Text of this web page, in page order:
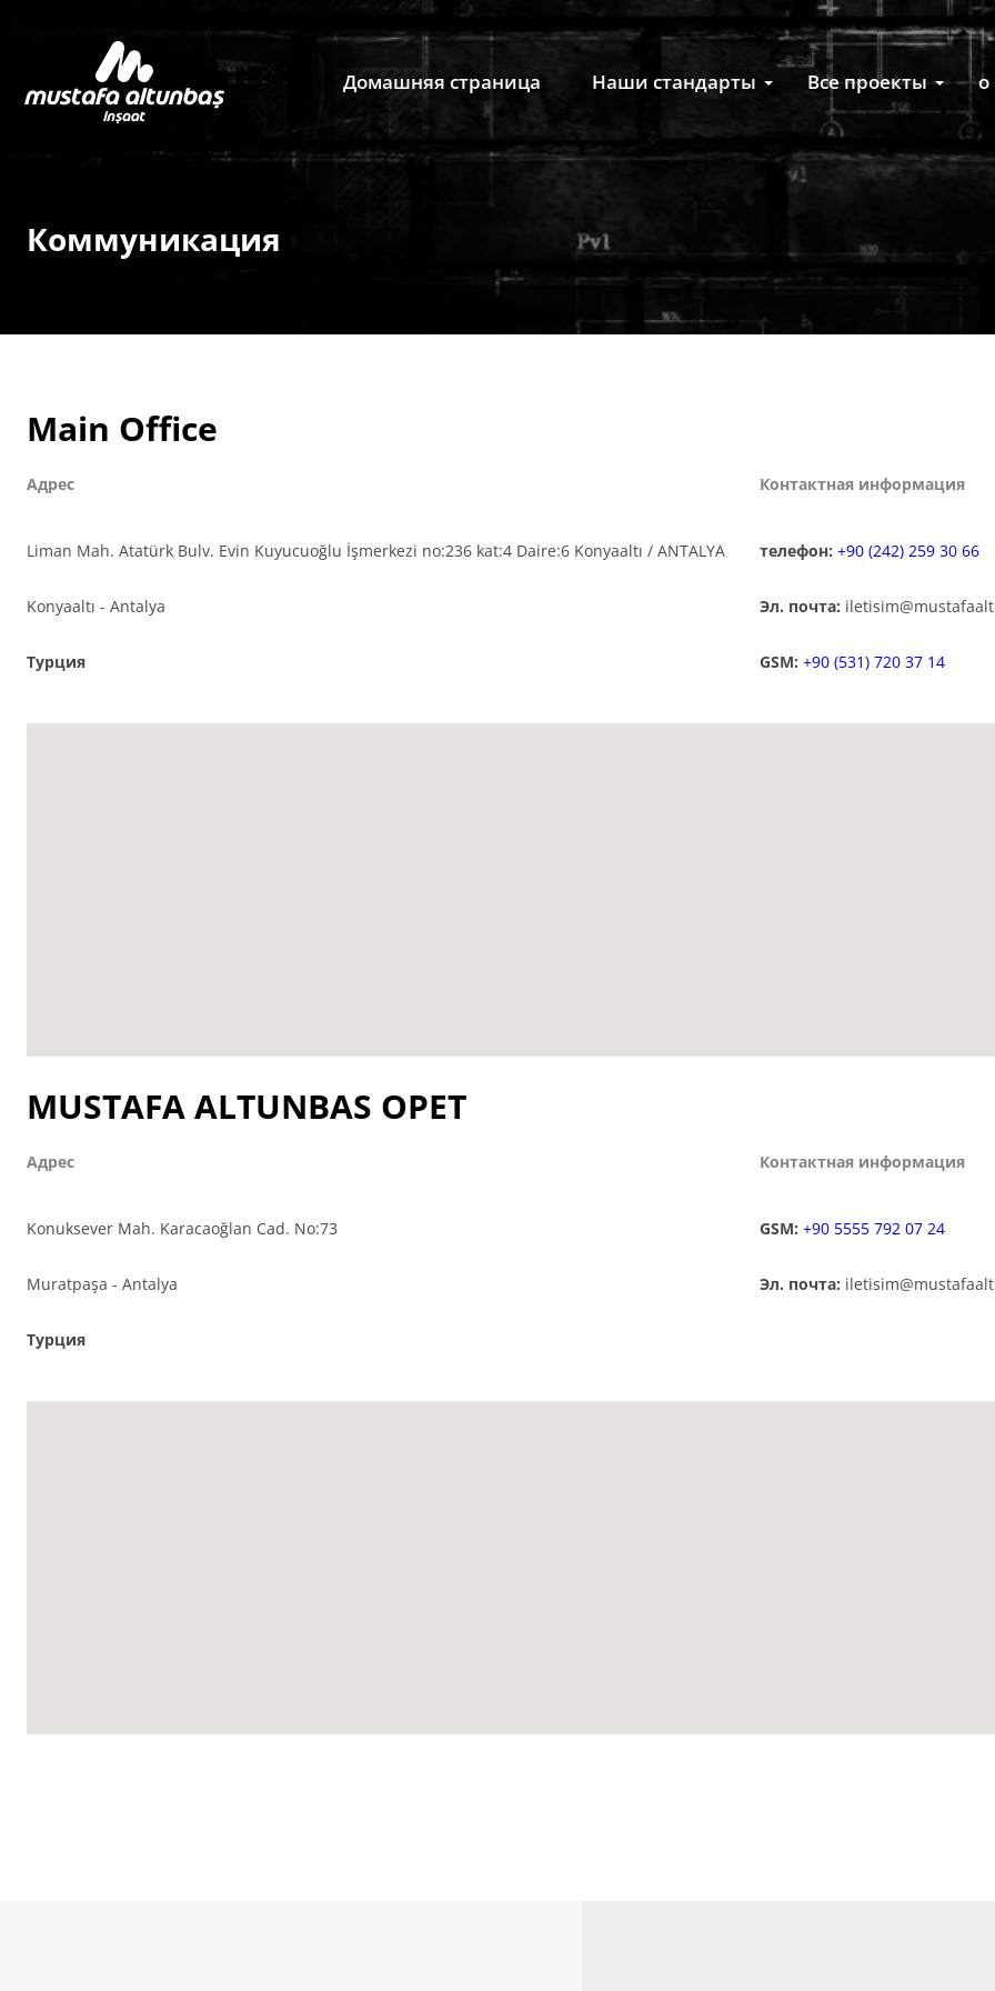
Домашняя страница Наши стандарты Все проекты о
Коммуникация
Main Office
Адрес
Liman Mah. Atatürk Bulv. Evin Kuyucuoğlu İşmerkezi no:236 kat:4 Daire:6 Konyaaltı / ANTALYA
Konyaaltı - Antalya
Турция
Контактная информация
телефон: +90 (242) 259 30 66
Эл. почта:
GSM: +90 (531) 720 37 14
MUSTAFA ALTUNBAS OPET
Адрес
Konuksever Mah. Karacaoğlan Cad. No:73
Muratpaşa - Antalya
Турция
Контактная информация
GSM: +90 5555 792 07 24
Эл. почта: